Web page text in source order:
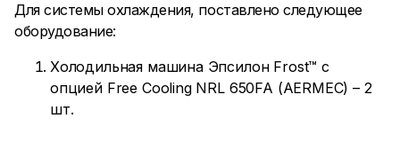
Для системы охлаждения, поставлено следующее
оборудование:
Холодильная машина Эпсилон Frost™ с
опцией Free Cooling NRL 650FA (AERMEC) – 2
шт.